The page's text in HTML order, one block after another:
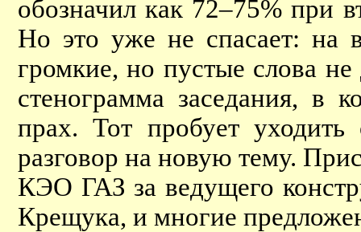
обозначил как 72–75% при
Но это уже не спасает: на
громкие, но пустые слова
стенограмма заседания, в
прах. Тот пробует
разговор на новую тему.
КЭО ГАЗ за ведущего
Крещука, и многие